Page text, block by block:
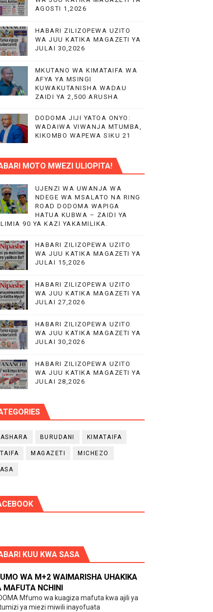
ZIARA YA KIKAZI CHUNYA
AGOSTI 1,2026
HABARI ZILIZOPEWA UZITO
WA JUU KATIKA MAGAZETI YA
JULAI 30,2026
MKUTANO WA KIMATAIFA WA
AFYA YA MSINGI
KUWAKUTANISHA WADAU
ZAIDI YA 2,500 ARUSHA
DODOMA JIJI YATOA ONYO:
WADAIWA VIWANJA MTUMBA,
KIKOMBO WAPEWA SIKU 21
MOTO MWEZI ULIOPITA!
UJENZI WA UWANJA WA
NDEGE WA MSALATO NA RING
ROAD DODOMA WAPIGA
HATUA KUBWA – ZAIDI YA
90 YA KAZI YAKAMILIKA.
HABARI ZILIZOPEWA UZITO
WA JUU KATIKA MAGAZETI YA
JULAI 15,2026
HABARI ZILIZOPEWA UZITO
WA JUU KATIKA MAGAZETI YA
JULAI 27,2026
HABARI ZILIZOPEWA UZITO
WA JUU KATIKA MAGAZETI YA
JULAI 30,2026
HABARI ZILIZOPEWA UZITO
WA JUU KATIKA MAGAZETI YA
JULAI 28,2026
BURUDANI KIMATAIFA
MAGAZETI MICHEZO
KUU KWA SASA
WA M+2 WAIMARISHA UHAKIKA
MAFUTA NCHINI
Mfumo wa kuagiza mafuta kwa ajili ya
ya miezi miwili inayofuata